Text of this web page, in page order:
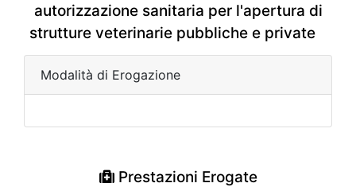
autorizzazione sanitaria per l'apertura di
strutture veterinarie pubbliche e private
Modalità di Erogazione
Prestazioni Erogate